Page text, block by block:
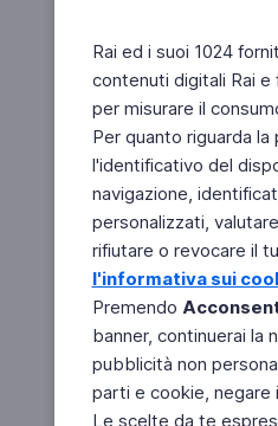
Rai ed i suoi 1024
contenuti digitali Rai
per misurare il
Per quanto riguarda
l'identificativo del
navigazione,
personalizzati,
rifiutare o revocare il
l'informativa sui
Premendo
banner, continuerai la
pubblicità non
parti e cookie,
Le scelte da te